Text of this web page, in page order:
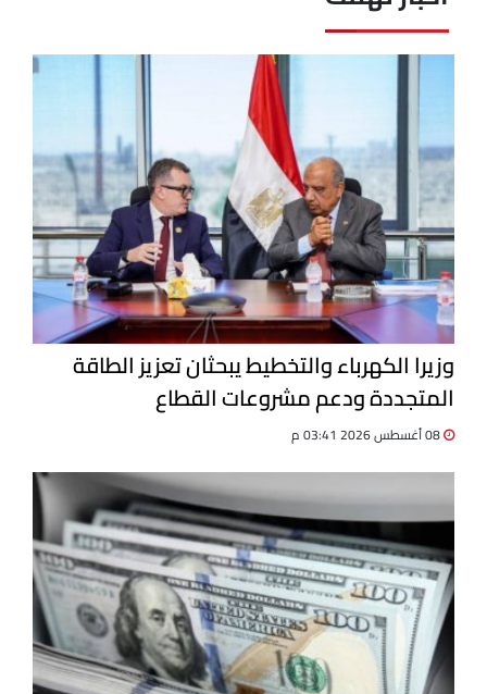
وزيرا الكهرباء والتخطيط يبحثان تعزيز الطاقة
المتجددة ودعم مشروعات القطاع